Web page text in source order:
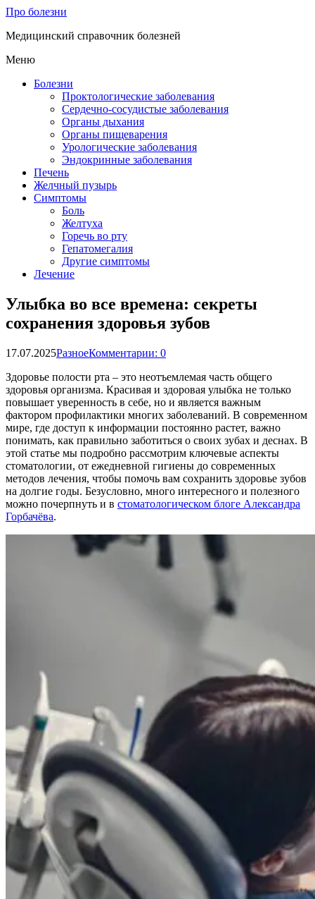
Про болезни
Медицинский справочник болезней
Меню
Болезни
Проктологические заболевания
Сердечно-сосудистые заболевания
Органы дыхания
Органы пищеварения
Урологические заболевания
Эндокринные заболевания
Печень
Желчный пузырь
Симптомы
Боль
Желтуха
Горечь во рту
Гепатомегалия
Другие симптомы
Лечение
Улыбка во все времена: секреты
сохранения здоровья зубов
17.07.2025РазноеКомментарии: 0
Здоровье полости рта – это неотъемлемая часть общего
здоровья организма. Красивая и здоровая улыбка не только
повышает уверенность в себе, но и является важным
фактором профилактики многих заболеваний. В современном
мире, где доступ к информации постоянно растет, важно
понимать, как правильно заботиться о своих зубах и деснах. В
этой статье мы подробно рассмотрим ключевые аспекты
стоматологии, от ежедневной гигиены до современных
методов лечения, чтобы помочь вам сохранить здоровье зубов
на долгие годы. Безусловно, много интересного и полезного
можно почерпнуть и в стоматологическом блоге Александра
Горбачёва.